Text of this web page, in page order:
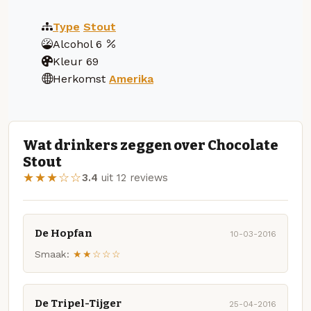
Type Stout
Alcohol 6
Kleur 69
Herkomst Amerika
Wat drinkers zeggen over Chocolate
Stout
★★★☆☆3.4 uit 12 reviews
De Hopfan 10-03-2016
Smaak: ★★☆☆☆
De Tripel-Tijger 25-04-2016